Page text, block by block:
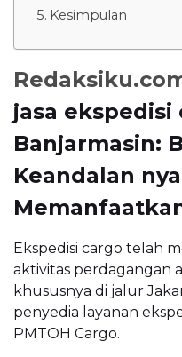
Kesimpulan
jasa ekspedisi
Banjarmasin:
Keandalan
Ekspedisi cargo telah
aktivitas perdagangan
khususnya di jalur
penyedia layanan
PMTOH Cargo.